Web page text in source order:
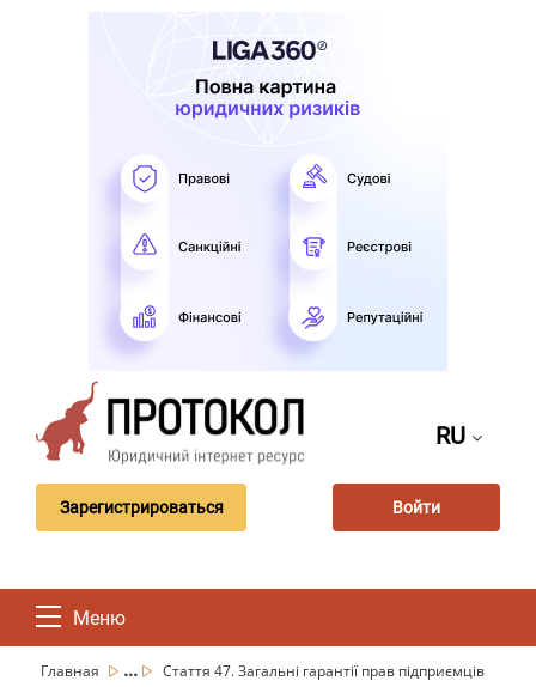
RU
Зарегистрироваться Войти
Меню
Главная ... Стаття 47. Загальні гарантії прав підприємців